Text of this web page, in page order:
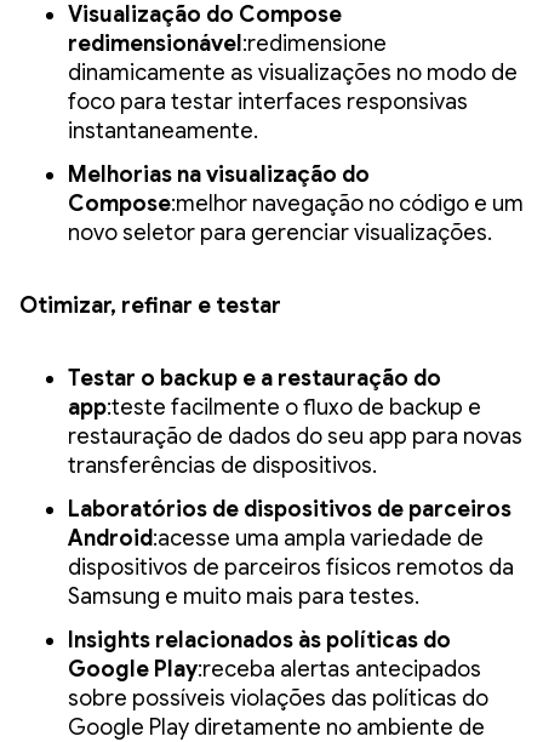
Visualização do Compose
redimensionável :redimensione
dinamicamente as visualizações no modo de
foco para testar interfaces responsivas
instantaneamente.
Melhorias na visualização do
Compose:melhor navegação no código e um
novo seletor para gerenciar visualizações.
Otimizar, refinar e testar
Testar o backup e a restauração do
app:teste facilmente o fluxo de backup e
restauração de dados do seu app para novas
transferências de dispositivos.
Laboratórios de dispositivos de parceiros
Android:acesse uma ampla variedade de
dispositivos de parceiros físicos remotos da
Samsung e muito mais para testes.
Insights relacionados às políticas do
Google Play:receba alertas antecipados
sobre possíveis violações das políticas do
Google Play diretamente no ambiente de